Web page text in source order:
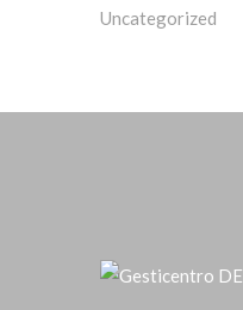
Uncategorized